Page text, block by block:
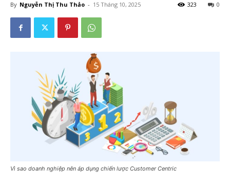
By Nguyễn Thị Thu Thảo - 15 Tháng 10, 2025 0
323
Vì sao doanh nghiệp nên áp dụng chiến lược Customer Centric